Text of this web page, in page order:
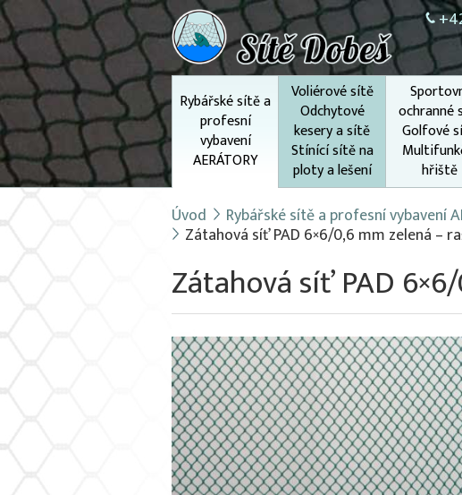
Rybářské sítě a
profesní
vybavení
AERÁTORY
Voliérové sítě
Odchytové
kesery a sítě
Stínící sítě na
ploty a lešení
ochranné
Golfové
hřiště
Úvod Rybářské sítě a profesní vybavení
Zátahová síť PAD 6×6/0,6 mm zelená –
Zátahová síť PAD